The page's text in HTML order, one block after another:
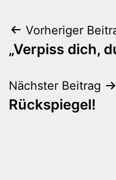
Vorheriger
„Verpiss dich,
Nächster Beitrag
Rückspiegel!